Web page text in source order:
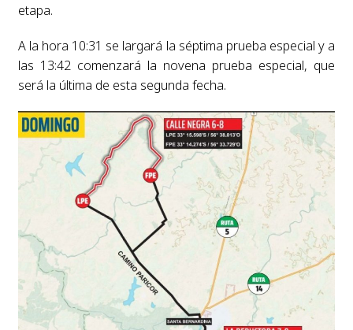
etapa.
A la hora 10:31 se largará la séptima prueba especial y a
las 13:42 comenzará la novena prueba especial, que
será la última de esta segunda fecha.